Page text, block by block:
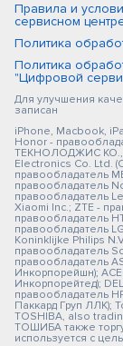
Правила и
сервисном
Политика
Политика
"Цифровой
Для улучшения
записан
iPhone, Macbook,
Honor -
ТЕКНОЛОДЖИС КО.,
Electronics Co. Ltd.
правообладатель
правообладатель
правообладатель
Xiaomi Inc.; ZTE -
правообладатель
правообладатель
Koninklijke Philips
правообладатель
правообладатель
Инкорпорейшн);
Инкорпорейтед);
правообладатель
Паккард Груп ЛЛК);
TOSHIBA, also
ТОШИБА также
используется с